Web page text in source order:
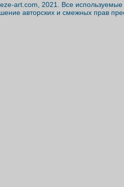
art.com, 2021. Все
авторских и смежных прав